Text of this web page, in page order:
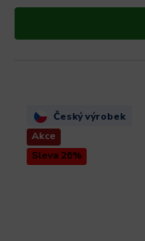
Akce
Český výrobek
Sleva 26%